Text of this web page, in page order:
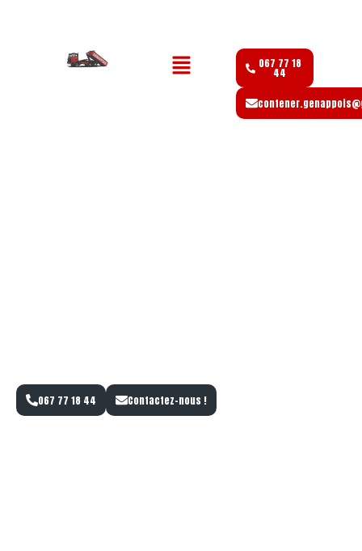
067 77 18
44
067 77 18 44 Contactez-nous !